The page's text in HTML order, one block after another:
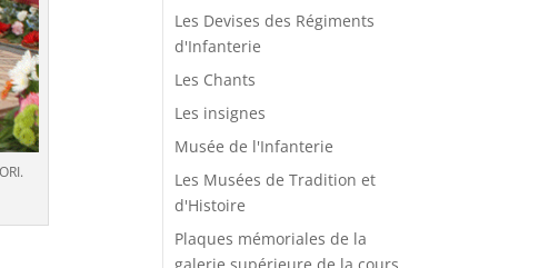
Les Devises des Régiments
d'Infanterie
Les Chants
Les insignes
Musée de l'Infanterie
Les Musées de Tradition et
d'Histoire
Plaques mémoriales de la